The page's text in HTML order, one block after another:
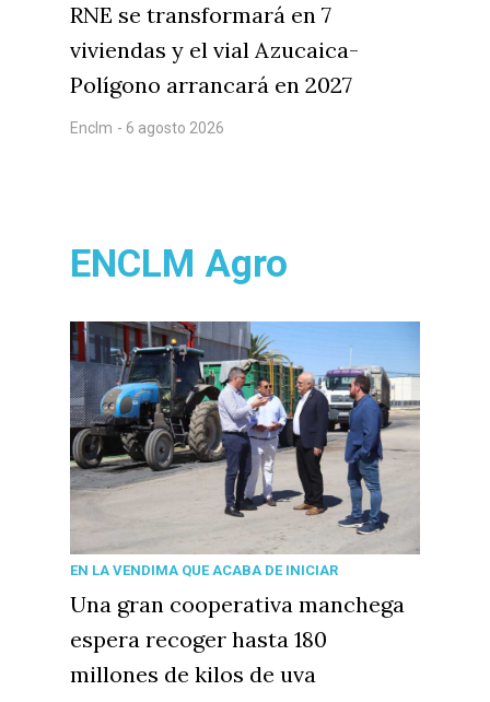
RNE se transformará en 7
viviendas y el vial Azucaica-
Polígono arrancará en 2027
Enclm - 6 agosto 2026
ENCLM Agro
EN LA VENDIMA QUE ACABA DE INICIAR
Una gran cooperativa manchega
espera recoger hasta 180
millones de kilos de uva